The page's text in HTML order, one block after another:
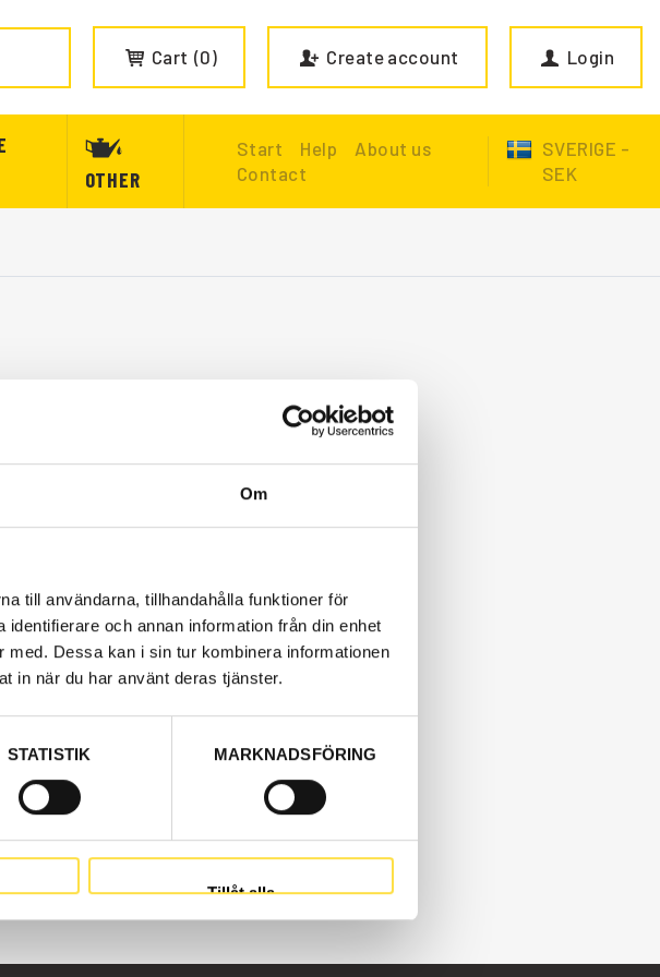
Om
till användarna, tillhandahålla funktioner för
och annan information från din enhet
Dessa kan i sin tur kombinera informationen
in när du har använt deras tjänster.
STATISTIK MARKNADSFÖRING
Tillåt alla
Cart 0 Create account Login
OTHER
Start Help
About us
Contact
SVERIGE -
SEK